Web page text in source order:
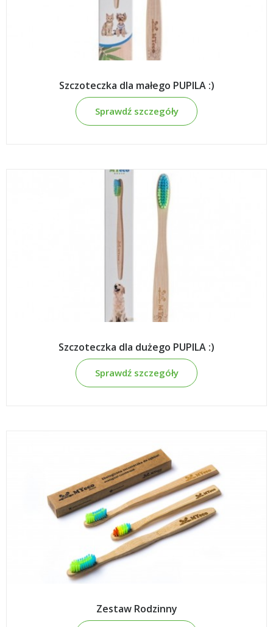
Szczoteczka dla małego PUPILA :)
Sprawdź szczegóły
Szczoteczka dla dużego PUPILA :)
Sprawdź szczegóły
Zestaw Rodzinny